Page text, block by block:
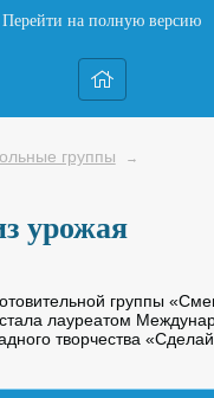
Перейти на полную версию
группы →
урожая
группы
лауреатом
творчества